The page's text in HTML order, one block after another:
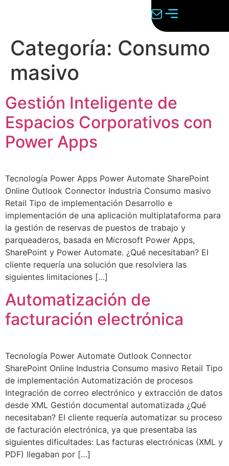
Categoría: Consumo
masivo
Gestión Inteligente de
Espacios Corporativos con
Power Apps
Tecnología Power Apps Power Automate SharePoint
Online Outlook Connector Industria Consumo masivo
Retail Tipo de implementación Desarrollo e
implementación de una aplicación multiplataforma para
la gestión de reservas de puestos de trabajo y
parqueaderos, basada en Microsoft Power Apps,
SharePoint y Power Automate. ¿Qué necesitaban? El
cliente requería una solución que resolviera las
siguientes limitaciones […]
Automatización de
facturación electrónica
Tecnología Power Automate Outlook Connector
SharePoint Online Industria Consumo masivo Retail Tipo
de implementación Automatización de procesos
Integración de correo electrónico y extracción de datos
desde XML Gestión documental automatizada ¿Qué
necesitaban? El cliente requería automatizar su proceso
de facturación electrónica, ya que presentaba las
siguientes dificultades: Las facturas electrónicas (XML y
PDF) llegaban por […]